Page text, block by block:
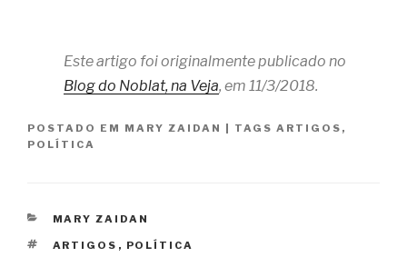
Este artigo foi originalmente publicado no
Blog do Noblat, na Veja, em 11/3/2018.
POSTADO EM MARY ZAIDAN | TAGS ARTIGOS ,
POLÍTICA
CATEGORIAS
MARY ZAIDAN
TAGS
ARTIGOS , POLÍTICA